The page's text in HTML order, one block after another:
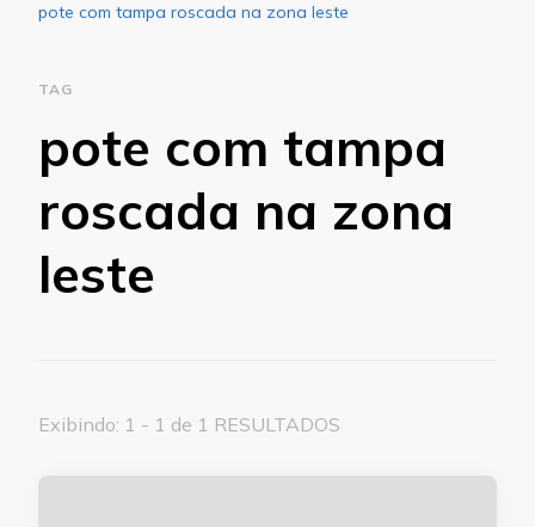
pote com tampa roscada na zona leste
TAG
pote com tampa
roscada na zona
leste
Exibindo: 1 - 1 de 1 RESULTADOS